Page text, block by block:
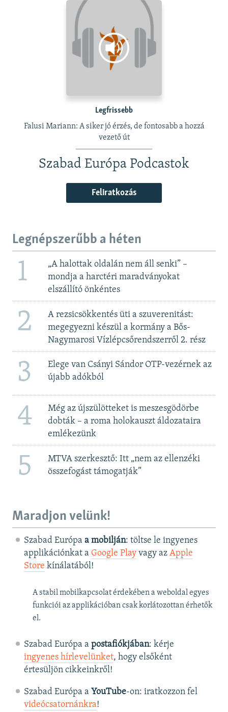
Legfrissebb
Falusi Mariann: A siker jó érzés, de fontosabb a hozzá
vezető út
Szabad Európa Podcastok
Feliratkozás
Legnépszerűbb a héten
1
„A halottak oldalán nem áll senki” –
mondja a harctéri maradványokat
elszállító önkéntes
2
A rezsicsökkentés üti a szuverenitást:
megegyezni készül a kormány a Bős-
Nagymarosi Vízlépcsőrendszerről 2. rész
3
Elege van Csányi Sándor OTP-vezérnek az
újabb adókból
4
Még az újszülötteket is meszesgödörbe
dobták – a roma holokauszt áldozataira
emlékezünk
5
MTVA szerkesztő: Itt „nem az ellenzéki
összefogást támogatják”
Maradjon velünk!
Szabad Európa a mobilján: töltse le ingyenes
applikációnkat a Google Playvagy az Apple
Store kínálatából!
A stabil mobilkapcsolat érdekében a weboldal egyes
funkciói az applikációban csak korlátozottan érhetők
el.
Szabad Európa a postafiókjában: kérje
ingyenes hírlevelünket, hogy elsőként
értesüljön cikkeinkről!
Szabad Európa a YouTube-on: iratkozzon fel
videócsatornánkra!